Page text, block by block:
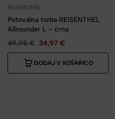
REISENTHEL
Potovalna torba REISENTHEL
Allrounder L – črna
49,95€ 34,97 €
DODAJ V KOŠARICO